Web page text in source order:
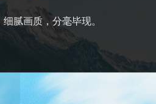
腻画质，分毫毕现。